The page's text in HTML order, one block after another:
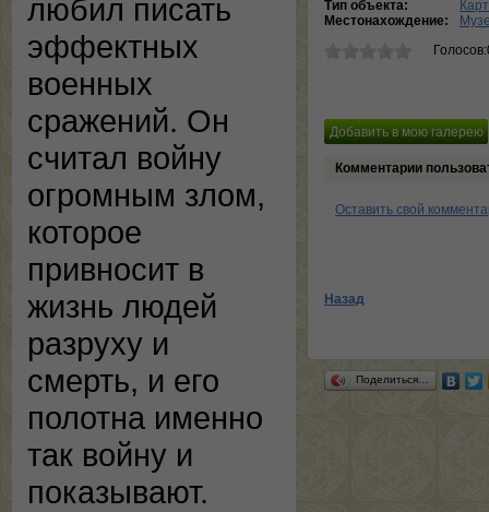
любил писать
эффектных
военных
сражений. Он
считал войну
огромным злом,
которое
привносит в
жизнь людей
разруху и
смерть, и его
полотна именно
так войну и
показывают.
Тип объекта:
Местонахождение:
Комментарии
Оставить свой
Назад
Поделиться…